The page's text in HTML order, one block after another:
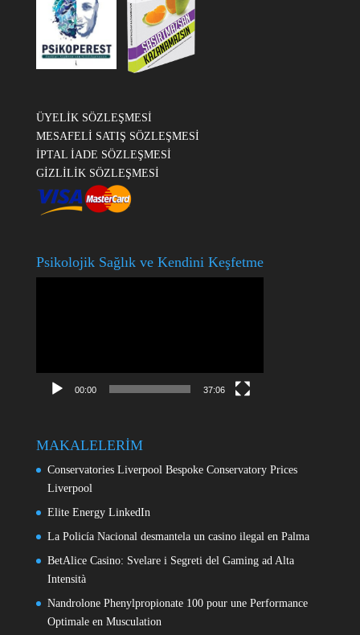
ÜYELİK SÖZLEŞMESİ
MESAFELİ SATIŞ SÖZLEŞMESİ
İPTAL İADE SÖZLEŞMESİ
GİZLİLİK SÖZLEŞMESİ
Psikolojik Sağlık ve Kendini Keşfetme
00:00 37:06
MAKALELERİM
Conservatories Liverpool Bespoke Conservatory Prices
Liverpool
Elite Energy LinkedIn
La Policía Nacional desmantela un casino ilegal en Palma
BetAlice Casino: Svelare i Segreti del Gaming ad Alta
Intensità
Nandrolone Phenylpropionate 100 pour une Performance
Optimale en Musculation